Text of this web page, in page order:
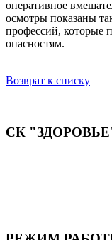
оперативное
осмотры показаны
профессий, которые
опасностям.
Возврат к списку
СК